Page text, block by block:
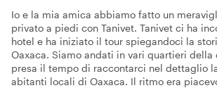
Io e la mia amica abbiamo fatto un
privato a piedi con Tanivet. Tanivet ci ha
hotel e ha iniziato il tour spiegandoci la
Oaxaca. Siamo andati in vari quartieri della
presa il tempo di raccontarci nel dettaglio
abitanti locali di Oaxaca. Il ritmo era